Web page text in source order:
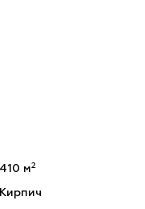
410 м2
Кирпич